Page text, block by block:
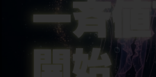
中古：S（ほぼ新品・新古未使用品）